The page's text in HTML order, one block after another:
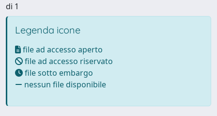
di 1
Legenda icone
file ad accesso aperto
file ad accesso riservato
file sotto embargo
nessun file disponibile